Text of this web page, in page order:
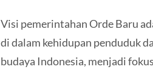
Visi pemerintahan Orde Baru
di dalam kehidupan penduduk
budaya Indonesia, menjadi